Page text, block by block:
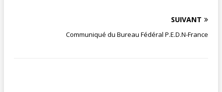
SUIVANT
Communiqué du Bureau Fédéral P.E.D.N-France